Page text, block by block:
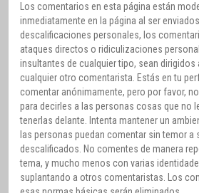
Los comentarios en esta página están
inmediatamente en la página al ser
descalificaciones personales, los
ataques directos o ridiculizaciones
insultantes de cualquier tipo, sean dirigidos
cualquier otro comentarista. Estás en tu
comentar anónimamente, pero por favor,
para decirles a las personas cosas que no
tenerlas delante. Intenta mantener un
las personas puedan comentar sin temor
descalificados. No comentes de manera
tema, y mucho menos con varias
suplantando a otros comentaristas. Los